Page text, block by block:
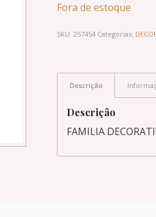
Fora de estoque
SKU: 257454 Categorias:
Descrição
Descrição
FAMILIA